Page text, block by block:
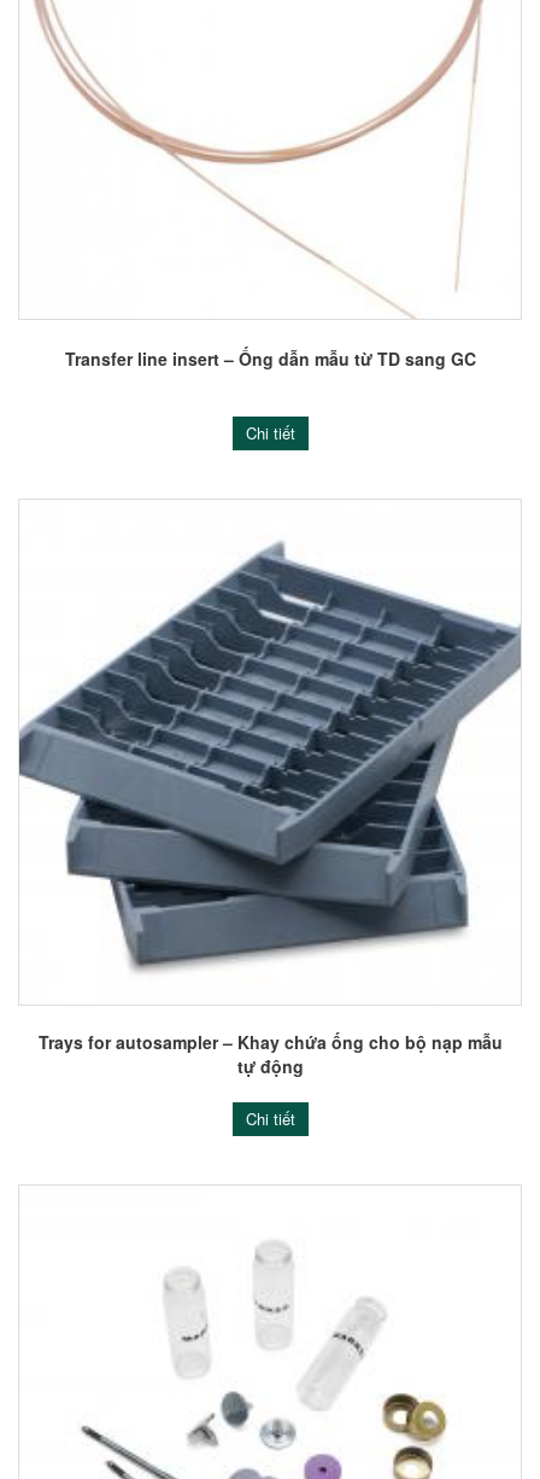
Transfer line insert – Ống dẫn mẫu từ TD sang GC
Chi tiết
Trays for autosampler – Khay chứa ống cho bộ nạp mẫu
tự động
Chi tiết